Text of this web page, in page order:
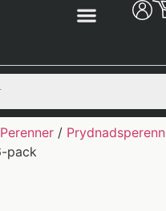
Perenner / Prydnadsperenn
pack